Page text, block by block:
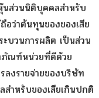
ส่วนนิติบุคคลสำหรับ
ว่าต้นทุนของของเสีย
บวนการผลิต เป็นส่วน
ณฑ์หน่วยที่ดีด้วย
ลงรายจ่ายของบริษัท
ำหรับของเสียเกินปกติ